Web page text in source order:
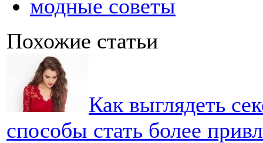
модные советы
Похожие статьи
Как выглядеть
способы стать более